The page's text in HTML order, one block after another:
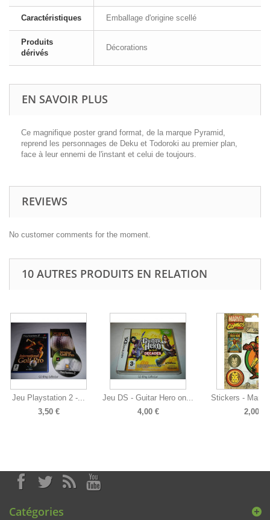
Caractéristiques Emballage d'origine scellé
Produits
dérivés
Décorations
EN SAVOIR PLUS
Ce magnifique poster grand format, de la marque Pyramid,
reprend les personnages de Deku et Todoroki au premier plan,
face à leur ennemi de l'instant et celui de toujours.
REVIEWS
No customer comments for the moment.
10 AUTRES PRODUITS EN RELATION
Jeu Playstation 2 -...
3,50 €
Jeu DS - Guitar Hero on...
4,00 €
Stickers -
2,00 €
Catégories